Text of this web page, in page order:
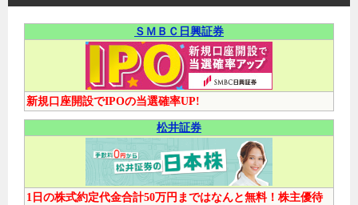
ＳＭＢＣ日興証券
新規口座開設でIPOの当選確率UP!
松井証券
1日の株式約定代金合計50万円まではなんと無料！株主優待